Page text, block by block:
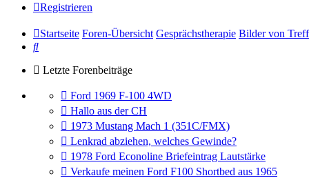
Registrieren
Startseite Foren-Übersicht Gesprächstherapie Bilder von
Suche
Letzte Forenbeiträge
Gehe
zum
letzten
Beitrag
Ford 1969 F-100 4WD
Gehe
zum
letzten
Beitrag
Hallo aus der CH
Gehe
zum
letzten
Beitrag
1973 Mustang Mach 1 (351C/FMX)
Gehe
zum
letzten
Beitrag
Lenkrad abziehen, welches Gewinde?
Gehe
zum
letzten
1978 Ford Econoline Briefeintrag Lautstärke
Gehe
Verkaufe meinen Ford F100 Shortbed aus 1965